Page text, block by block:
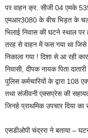
पर वाहन क्र. सीजी 04 एमके
एमआर3080 के बीच भिड़त के
भिलाई निवास की घटने स्थाल पर
तरह से वाहन में फस गया था जिसे
निकाला गया ! दिशा से आ रही
निवासी, दीपक नायक पिता
पुलिस कर्मचारियों के द्वारा
तथा संजीवनी एक्सप्रेस की
जिनहे प्राथमिक उपचार दिया
एसडीओपी चंद्ररा ने बताया –